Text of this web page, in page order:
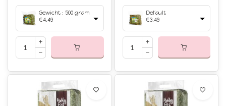
Gewicht : 500 gram
€4,49
Default
€3,49